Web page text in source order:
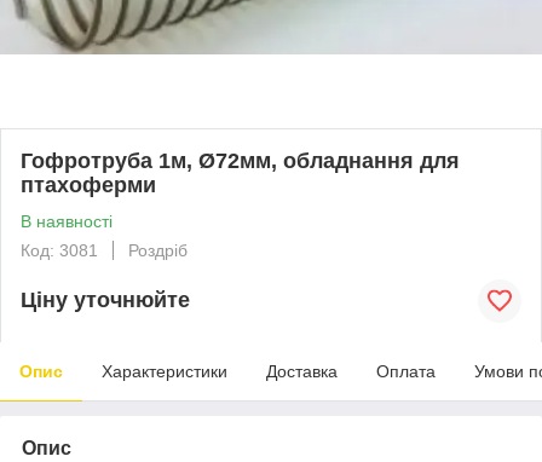
Гофротруба 1м, Ø72мм, обладнання для
птахоферми
В наявності
Код: 3081
Роздріб
Ціну уточнюйте
Опис Характеристики Доставка Оплата Умови
Опис